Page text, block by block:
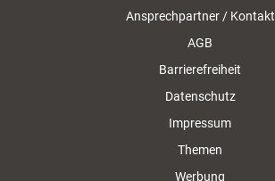
Ansprechpartner / Kontakt
AGB
Barrierefreiheit
Datenschutz
Impressum
Themen
Werbung